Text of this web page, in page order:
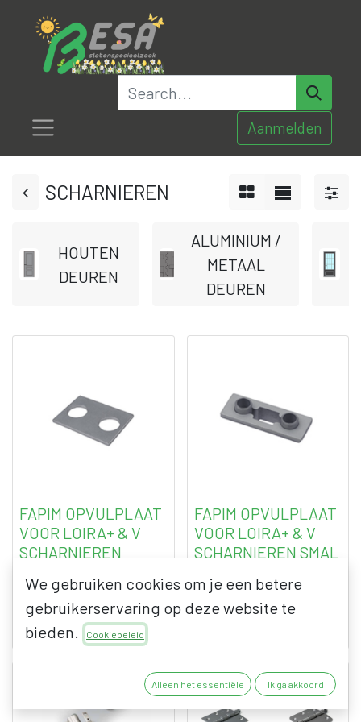
Aanmelden
SCHARNIEREN
HOUTEN
DEUREN
ALUMINIUM /
METAAL
DEUREN
FAPIM OPVULPLAAT
VOOR LOIRA+ & V
SCHARNIEREN
7,20€excl. BTW
FAPIM OPVULPLAAT
VOOR LOIRA+ & V
SCHARNIEREN SMAL
We gebruiken cookies om je een betere
gebruikerservaring op deze website te
bieden.
Cookiebeleid
Alleen het essentiële Ik ga akkoord